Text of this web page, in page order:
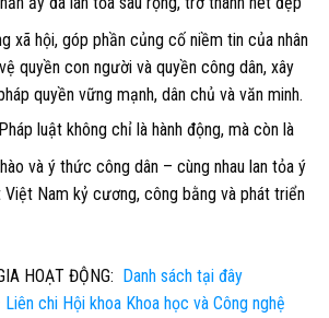
xã hội, góp phần củng cố niềm tin của nhân
quyền con người và quyền công dân, xây
quyền vững mạnh, dân chủ và văn minh.
luật không chỉ là hành động, mà còn là
và ý thức công dân – cùng nhau lan tỏa ý
Nam kỷ cương, công bằng và phát triển
HOẠT ĐỘNG: Danh sách tại đây
chi Hội khoa Khoa học và Công nghệ